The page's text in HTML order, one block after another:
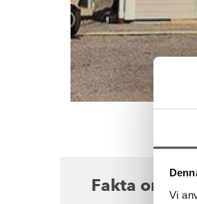
Vi
Fakta om